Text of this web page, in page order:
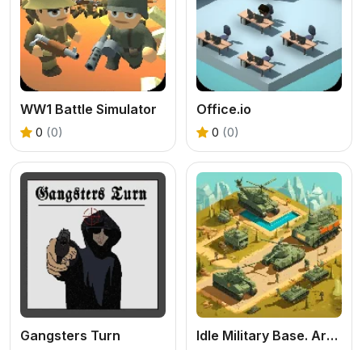
WW1 Battle Simulator
0 (0)
Office.io
0 (0)
Gangsters Turn Idle Military Base. Army Tycoon